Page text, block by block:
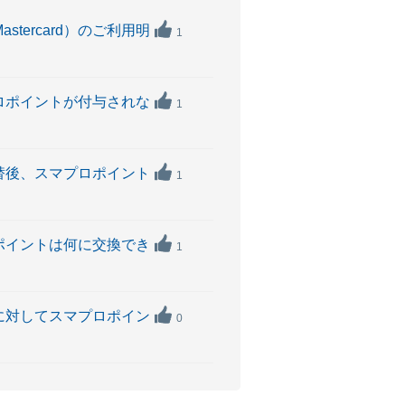
）のご利用明
1
ポイントが付与されな
1
、スマプロポイント
1
ントは何に交換でき
1
対してスマプロポイン
0